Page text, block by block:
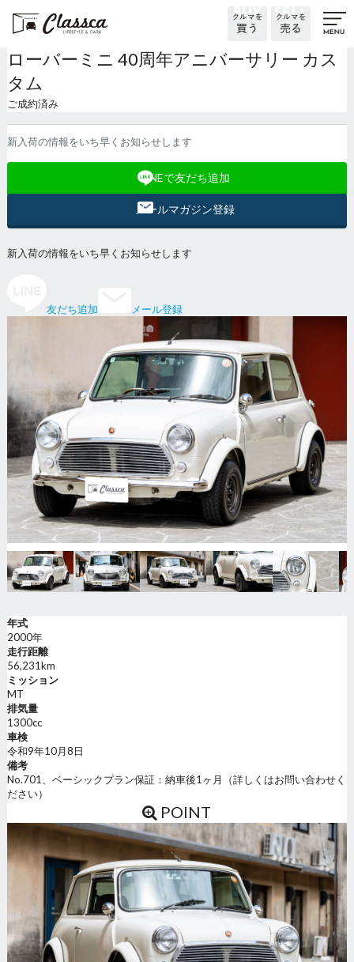
ローバーミニ 40周年アニバーサリー カス
タム
ご成約済み
新入荷の情報をいち早くお知らせします
LINEで友だち追加
メールマガジン登録
新入荷の情報をいち早くお知らせします
友だち追加 メール登録
年式
2000年
走行距離
56,231km
ミッション
MT
排気量
1300cc
車検
令和9年10月8日
備考
No.701、ベーシックプラン保証：納車後1ヶ月（詳しくはお問い合わせく
ださい）
POINT